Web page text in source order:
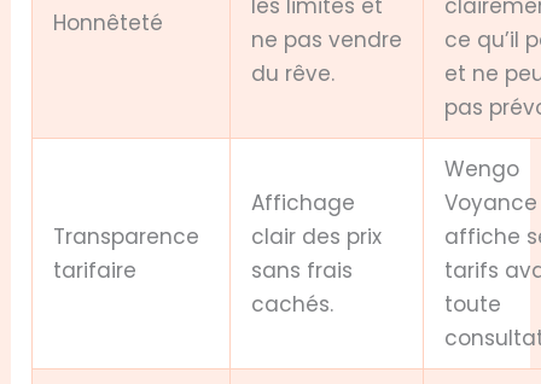
Honnêteté
les limites et
ne pas vendre
du rêve.
ce qu’il
et ne
pas
Transparence
tarifaire
Affichage
clair des prix
sans frais
cachés.
Wengo
Voyance
affiche
tarifs
toute